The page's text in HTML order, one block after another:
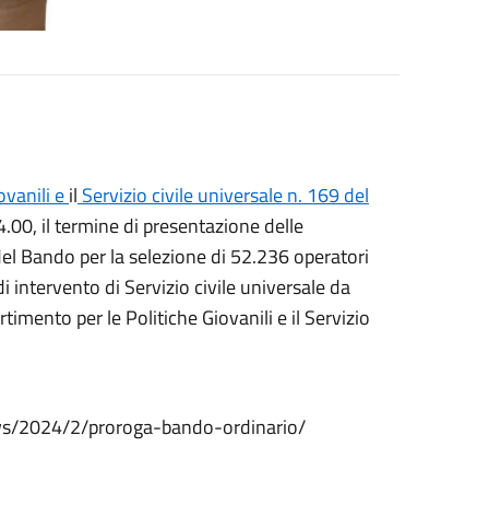
eil Servizio civile universale n. 169 del
il termine di presentazione delle
Bando per la selezione di 52.236 operatori
di Servizio civile universale da
per le Politiche Giovanili e il Servizio
2024/2/proroga-bando-ordinario/